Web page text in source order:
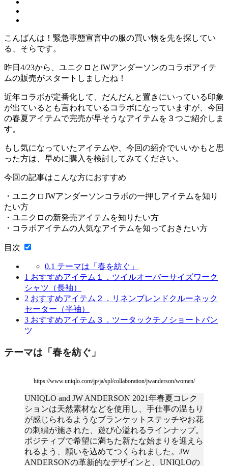
こんばんは！緊急事態宣言中の服の買い物を先を探してい
る、そらです。
昨日4/23から、ユニクロとJWアンダーソンのコラボアイテ
ムの販売がスタートしましたね！
近年コラボが定番化して、だんだんと置きにいっている印象
が出ているとも言われているコラボになっていますが、今回
の春夏アイテムで完売が早そうなアイテムを３つご紹介しま
す。
もし気になっていたアイテムや、今回の紹介でいいかもと思
った方は、早めに購入を検討してみてください。
今回の記事はこんな方におすすめ
・ユニクロJWアンダーソンコラボの一押しアイテムを知り
たい方
・ユニクロの新発売アイテムを知りたい方
・コラボアイテムの人気なアイテムを知っておきたい方
目次
0.1 テーマは「春を紡ぐ」
1 おすすめアイテム１．ツイルオーバーサイズワーク
シャツ（長袖）
2 おすすめアイテム２．リネンブレンドクルーネック
セーター（半袖）
3 おすすめアイテム３．ツータックチノショートパン
ツ
テーマは「春を紡ぐ」
https://www.uniqlo.com/jp/ja/spl/collaboration/jwanderson/women/
UNIQLO and JW ANDERSON 2021年春夏コレク
ションは天然素材などを使用し、手仕事の温もり
が感じられるようなブランケットステッチやお花
の刺繍が施された、遊び心溢れるラインナップ。
ポジティブで希望に満ちた新たな始まりを迎えら
れるよう、願いを込めてつくられました。JW
ANDERSONの革新的なデザインと、UNIQLOの